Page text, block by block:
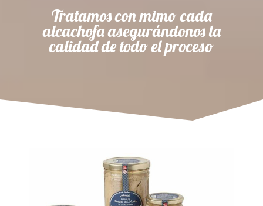
Tratamos con mimo cada
alcachofa asegurándonos la
calidad de todo el proceso